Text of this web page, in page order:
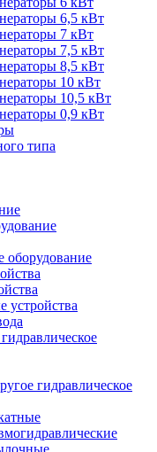
6,5 кВт
7 кВт
7,5 кВт
8,5 кВт
10 кВт
10,5 кВт
0,9 кВт
типа
оборудование
устройства
гидравлическое